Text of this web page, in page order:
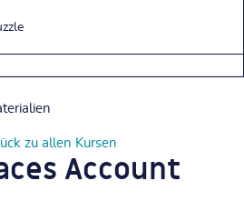
zu allen Kursen
Account